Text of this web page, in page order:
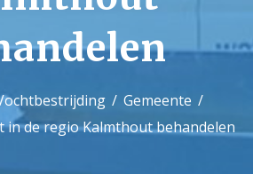
Gemeente
in de regio Kalmthout behandelen